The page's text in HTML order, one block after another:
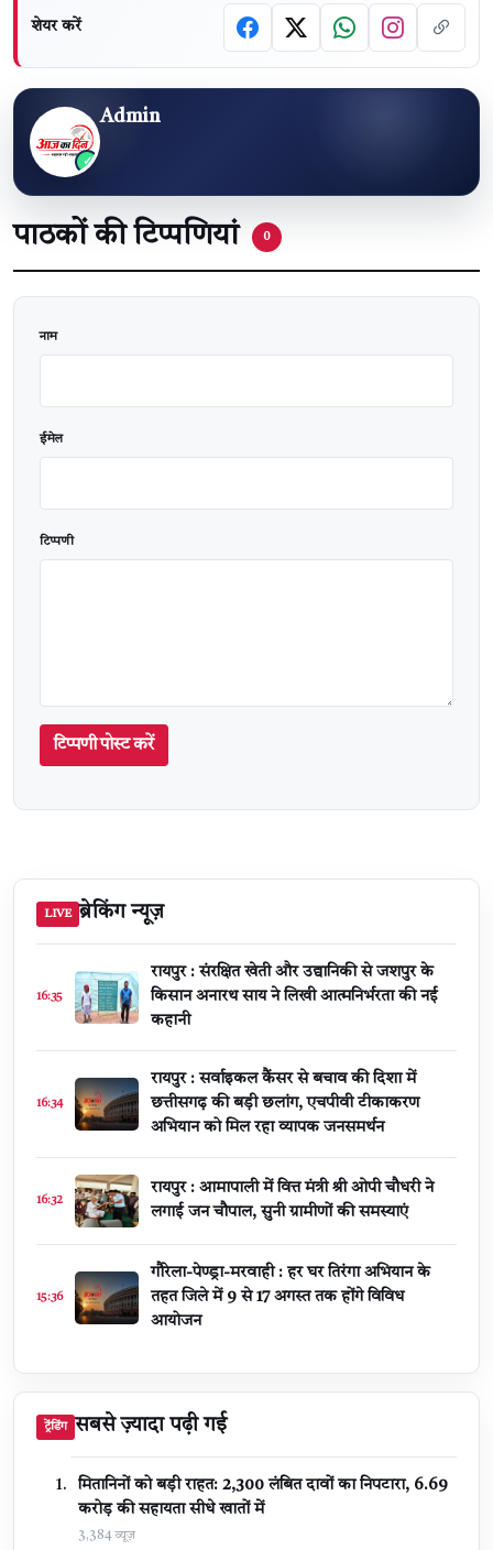
शेयर करें
Admin
पाठकों की टिप्पणियां 0
नाम
ईमेल
टिप्पणी
टिप्पणी पोस्ट करें
LIVE ब्रेकिंग न्यूज़
16:35
रायपुर : संरक्षित खेती और उद्यानिकी से जशपुर के
किसान अनारथ साय ने लिखी आत्मनिर्भरता की नई
कहानी
16:34
रायपुर : सर्वाइकल कैंसर से बचाव की दिशा में
छत्तीसगढ़ की बड़ी छलांग, एचपीवी टीकाकरण
अभियान को मिल रहा व्यापक जनसमर्थन
16:32
रायपुर : आमापाली में वित्त मंत्री श्री ओपी चौधरी ने
लगाई जन चौपाल, सुनी ग्रामीणों की समस्याएं
15:36
गौरेला-पेण्ड्रा-मरवाही : हर घर तिरंगा अभियान के
तहत जिले में 9 से 17 अगस्त तक होंगे विविध
आयोजन
ट्रेंडिंग सबसे ज़्यादा पढ़ी गई
मितानिनों को बड़ी राहत: 2,300 लंबित दावों का निपटारा, ₹6.69
करोड़ की सहायता सीधे खातों में
3,384 व्यूज़